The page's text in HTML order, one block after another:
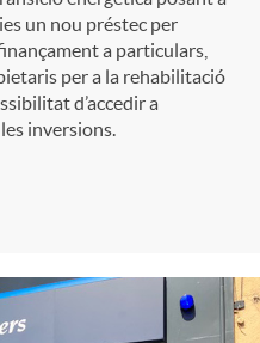
un nou préstec per
a particulars,
per a la rehabilitació
d’accedir a
inversions.